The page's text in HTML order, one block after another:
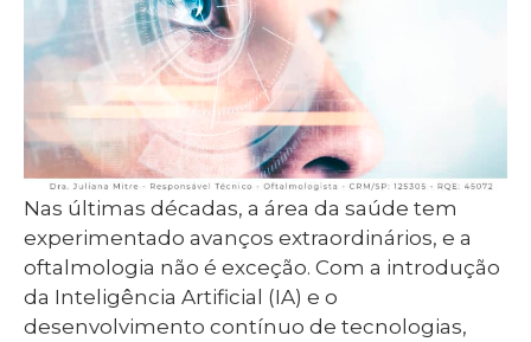
Nas últimas décadas, a área da saúde tem
experimentado avanços extraordinários, e a
oftalmologia não é exceção. Com a introdução
da Inteligência Artificial (IA) e o
desenvolvimento contínuo de tecnologias,